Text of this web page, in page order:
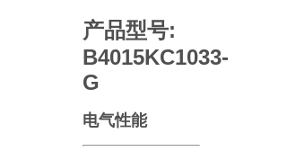
产品型号:
B4015KC1033-
G
电气性能